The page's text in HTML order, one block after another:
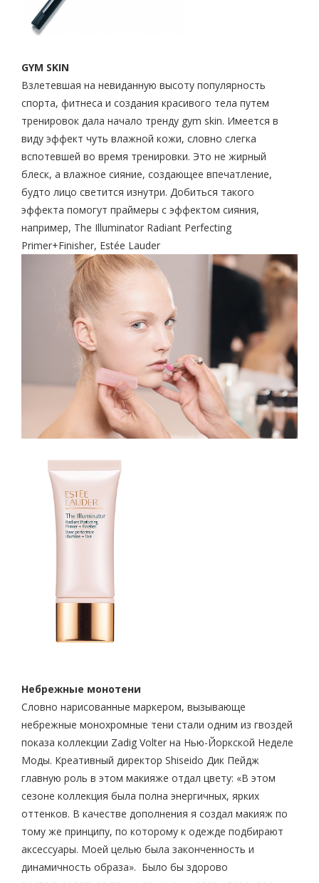
GYM SKIN
Взлетевшая на невиданную высоту популярность
спорта, фитнеса и создания красивого тела путем
тренировок дала начало тренду gym skin. Имеется в
виду эффект чуть влажной кожи, словно слегка
вспотевшей во время тренировки. Это не жирный
блеск, а влажное сияние, создающее впечатление,
будто лицо светится изнутри. Добиться такого
эффекта помогут праймеры с эффектом сияния,
например, The Illuminator Radiant Perfecting
Primer+Finisher, Estée Lauder
Небрежные монотени
Словно нарисованные маркером, вызывающе
небрежные монохромные тени стали одним из гвоздей
показа коллекции Zadig Volter на Нью-Йоркской Неделе
Моды. Креативный директор Shiseido Дик Пейдж
главную роль в этом макияже отдал цвету: «В этом
сезоне коллекция была полна энергичных, ярких
оттенков. В качестве дополнения я создал макияж по
тому же принципу, по которому к одежде подбирают
аксессуары. Моей целью была законченность и
динамичность образа». Было бы здорово